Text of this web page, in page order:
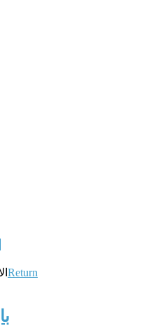
Return